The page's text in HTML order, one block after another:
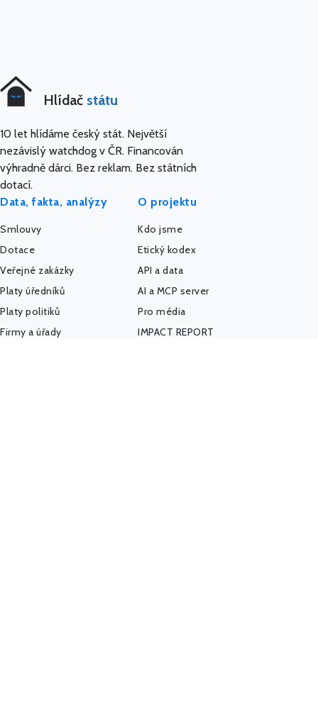
Hlídač státu
10 let hlídáme český stát. Největší
nezávislý watchdog v ČR. Financován
výhradně dárci. Bez reklam. Bez státních
dotací.
Data, fakta, analýzy
Smlouvy
Dotace
Veřejné zakázky
Platy úředníků
Platy politiků
Firmy a úřady
O projektu
Kdo jsme
Etický kodex
API a data
AI a MCP server
Pro média
IMPACT REPORT